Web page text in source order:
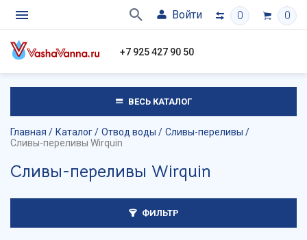
Войти 0 0
+7 925 427 90 50
ВЕСЬ КАТАЛОГ
Главная Каталог Отвод воды
Сливы-переливы
Сливы-переливы Wirquin
Сливы-переливы Wirquin
ФИЛЬТР